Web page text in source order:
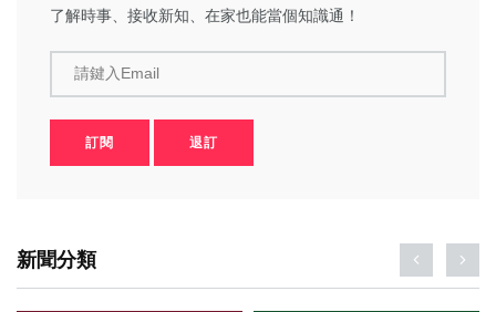
了解時事、接收新知、在家也能當個知識通！
請鍵入Email
訂閱 退訂
新聞分類